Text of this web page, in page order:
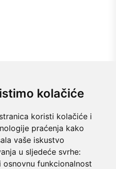
kolačiće
koristi kolačiće i
praćenja kako
vaše iskustvo
u sljedeće svrhe:
funkcionalnost